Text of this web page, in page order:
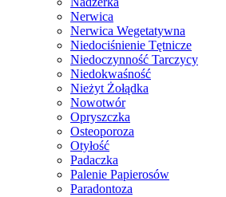
Nerwica
Nerwica Wegetatywna
Niedociśnienie Tętnicze
Niedoczynność Tarczycy
Niedokwaśność
Nieżyt Żołądka
Nowotwór
Opryszczka
Osteoporoza
Otyłość
Padaczka
Palenie Papierosów
Paradontoza